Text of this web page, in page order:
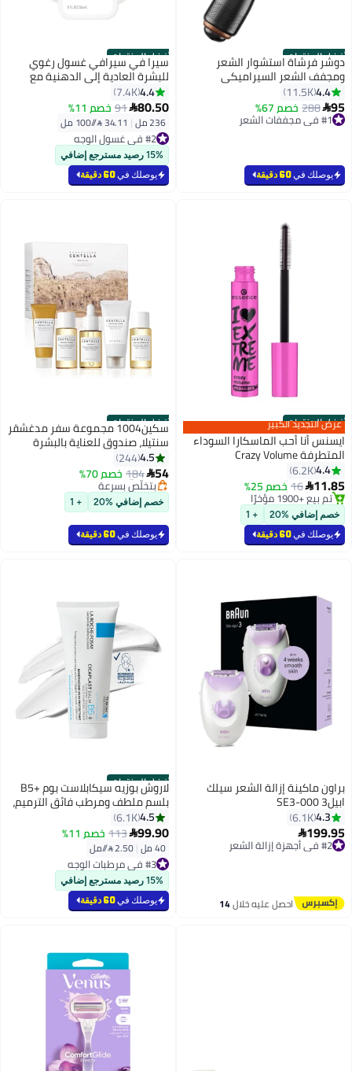
أفضل المنتجات
دوشر فرشاة استشوار الشعر
ومجفف الشعر السيراميكي
ومصفف الشعر 2 في 1 احترافي
1200 واط أسود/بيج
4.4
11.5K
95
288 خصم 67% #1 في مجففات الشعر
بتخلّص بسرعة
يوصلك في60 دقيقة
أفضل المنتجات
سيرا في سيرافي غسول رغوي
للبشرة العادية إلى الدهنية مع
236ملليلتر
4.4
7.4K
80.50
91 خصم 11%
236 مل | #2 في غسول الوجه
بتخلّص بسرعة
تم بيع +1800 مؤخرًا
#2 في غسول الوجه
15% رصيد مسترجع إضافي
يوصلك في60 دقيقة
أفضل المنتجات
عرض التجديد الكبير
ايسنس أنا أحب الماسكارا السوداء
المتطرفة Crazy Volume
4.4
6.2K
11.85
16 خصم 25%
#2 في ماسكارا
أقل سعر في 30 يوم
بتخلّص بسرعة
تم بيع +1900 مؤخرًا
#2 في ماسكارا
خصم إضافي %20 + 1
يوصلك في60 دقيقة
أفضل المنتجاتسكين1004 مجموعة سفر مدغشقر
سنتيلا، صندوق للعناية بالبشرة
الأساسية، حجم صغير، مهدئ
ومهدئ
4.5
244
54
184 خصم 70%
#1 في
بتخلّص بسرعة
#1 في
خصم إضافي %20 + 1
يوصلك في60 دقيقة
براون ماكينة إزالة الشعر سيلك
ابيل3 SE3-000
4.3
6.1K
199.95
#2 في أجهزة إزالة الشعر
توصيل مجاني
احصل عليه خلال14
أفضل المنتجات لاروش بوزيه سيكابلاست بوم +B5
بلسم ملطف ومرطب فائق الترميم،
كريم متعدد الاستخدامات لإصلاح
البشرة الجافة والمتهيجة، عناية
للوجه والجسم والشفاه،
4.5
6.1K
99.90
113 خصم 11%
40 مل |2.50 /⁨/مل⁩ #3 في مرطبات الوجه
بتخلّص بسرعة
تم بيع +1500 مؤخرًا
#3 في مرطبات الوجه
15% رصيد مسترجع إضافي
يوصلك في60 دقيقة